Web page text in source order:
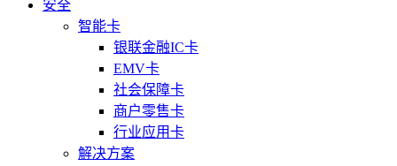
安全
智能卡
银联金融IC卡
EMV卡
社会保障卡
商户零售卡
行业应用卡
解决方案